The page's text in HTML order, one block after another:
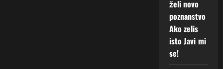
želi novo
poznanstvo
Ako zelis
isto Javi mi
se!